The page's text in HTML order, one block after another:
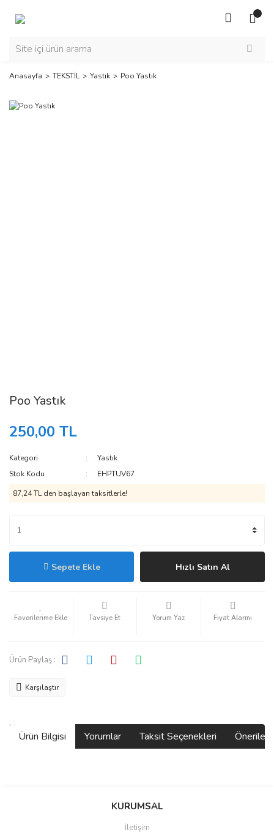
Anasayfa TEKSTİL Yastık Poo Yastık
Poo Yastık
250,00 TL
Kategori
Yastık
Stok Kodu
EHPTUV67
87,24 TL den başlayan taksitlerle!
Sepete Ekle Hızlı Satın Al
Tavsiye Et Yorum Yaz Fiyat Alarmı
Ürün Paylaş :
Karşılaştır
Ürün Bilgisi Yorumlar Taksit Seçenekleri
Bu ürüne ilk yorumu siz yapın!
KURUMSAL
İletişim